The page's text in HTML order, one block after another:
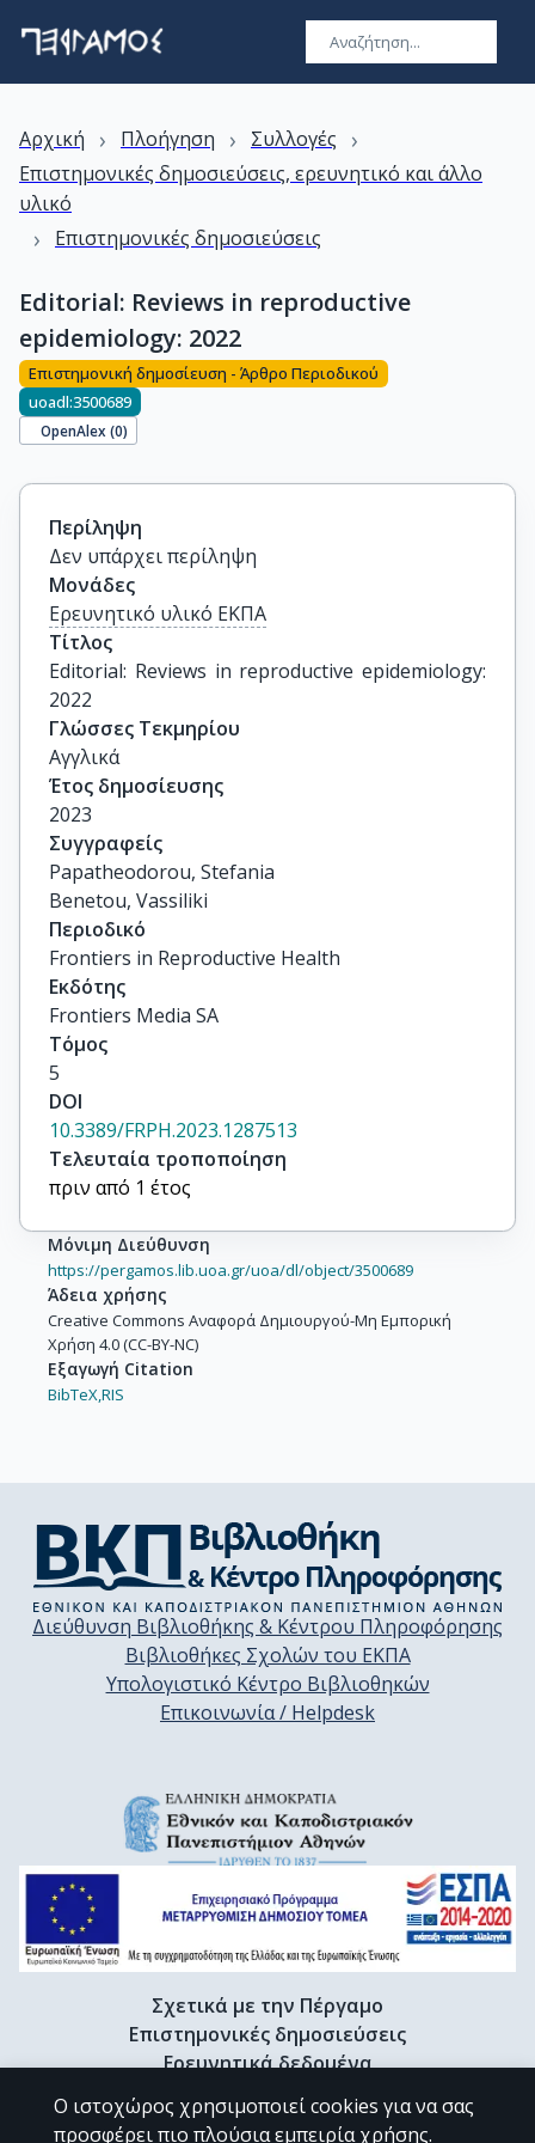
Αρχική › Πλοήγηση › Συλλογές ›
Επιστημονικές δημοσιεύσεις, ερευνητικό και άλλο
υλικό
› Επιστημονικές δημοσιεύσεις
Editorial: Reviews in reproductive
epidemiology: 2022
Επιστημονική δημοσίευση - Άρθρο Περιοδικού
uoadl:3500689
OpenAlex (0)
Περίληψη
Δεν υπάρχει περίληψη
Μονάδες
Ερευνητικό υλικό ΕΚΠΑ
Τίτλος
Editorial: Reviews in reproductive epidemiology:
2022
Γλώσσες Τεκμηρίου
Αγγλικά
Έτος δημοσίευσης
2023
Συγγραφείς
Papatheodorou, Stefania
Benetou, Vassiliki
Περιοδικό
Frontiers in Reproductive Health
Εκδότης
Frontiers Media SA
Τόμος
5
DOI
10.3389/FRPH.2023.1287513
Τελευταία τροποποίηση
πριν από 1 έτος
Μόνιμη Διεύθυνση
https://pergamos.lib.uoa.gr/uoa/dl/object/3500689
Άδεια χρήσης
Creative Commons Αναφορά Δημιουργού-Μη Εμπορική
Χρήση 4.0 (CC-BY-NC)
Εξαγωγή Citation
BibTeX,RIS
Διεύθυνση Βιβλιοθήκης & Κέντρου Πληροφόρησης
Βιβλιοθήκες Σχολών του ΕΚΠΑ
Υπολογιστικό Κέντρο Βιβλιοθηκών
Επικοινωνία / Helpdesk
Σχετικά με την Πέργαμο
Επιστημονικές δημοσιεύσεις
Ερευνητικά δεδομένα
Διδακτορικές διατριβές & Γκρίζα βιβλιογραφία
Προφίλ Ερευνητή
Ο ιστοχώρος χρησιμοποιεί cookies για να σας
προσφέρει πιο πλούσια εμπειρία χρήσης.